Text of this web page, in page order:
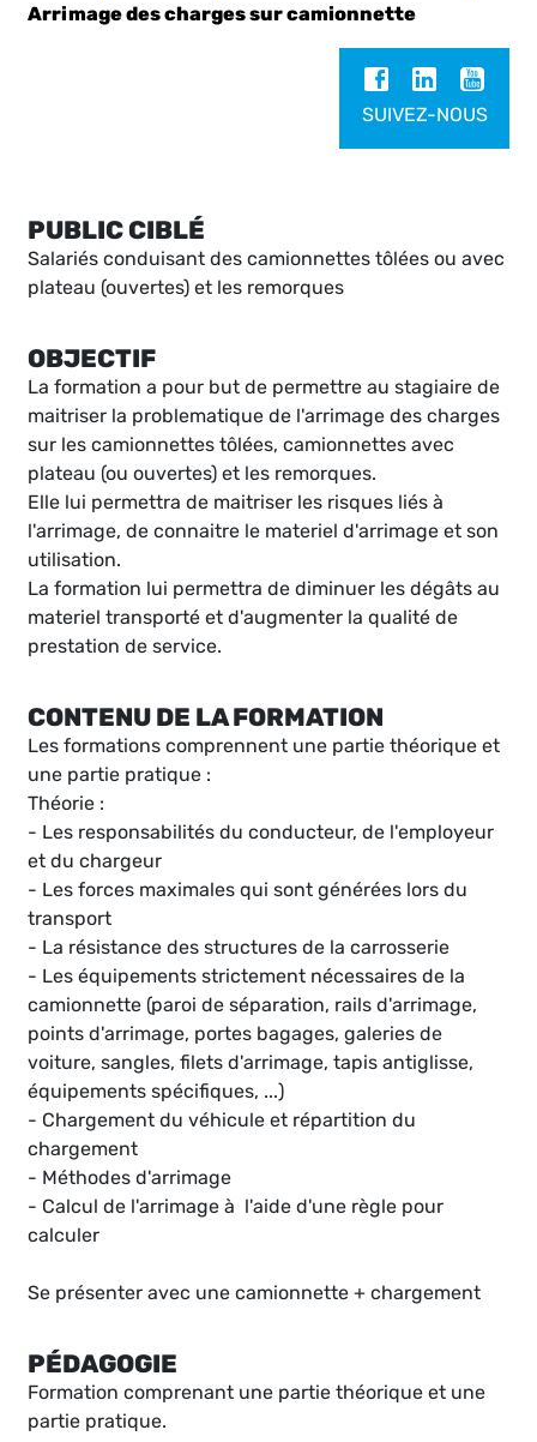
Arrimage des charges sur camionnette
SUIVEZ-NOUS
PUBLIC CIBLÉ
Salariés conduisant des camionnettes tôlées ou avec
plateau (ouvertes) et les remorques
OBJECTIF
La formation a pour but de permettre au stagiaire de
maitriser la problematique de l'arrimage des charges
sur les camionnettes tôlées, camionnettes avec
plateau (ou ouvertes) et les remorques.
Elle lui permettra de maitriser les risques liés à
l'arrimage, de connaitre le materiel d'arrimage et son
utilisation.
La formation lui permettra de diminuer les dégâts au
materiel transporté et d'augmenter la qualité de
prestation de service.
CONTENU DE LA FORMATION
Les formations comprennent une partie théorique et
une partie pratique :
Théorie :
- Les responsabilités du conducteur, de l'employeur
et du chargeur
- Les forces maximales qui sont générées lors du
transport
- La résistance des structures de la carrosserie
- Les équipements strictement nécessaires de la
camionnette (paroi de séparation, rails d'arrimage,
points d'arrimage, portes bagages, galeries de
voiture, sangles, filets d'arrimage, tapis antiglisse,
équipements spécifiques, ...)
- Chargement du véhicule et répartition du
chargement
- Méthodes d'arrimage
- Calcul de l'arrimage à l'aide d'une règle pour
calculer
Se présenter avec une camionnette + chargement
PÉDAGOGIE
Formation comprenant une partie théorique et une
partie pratique.